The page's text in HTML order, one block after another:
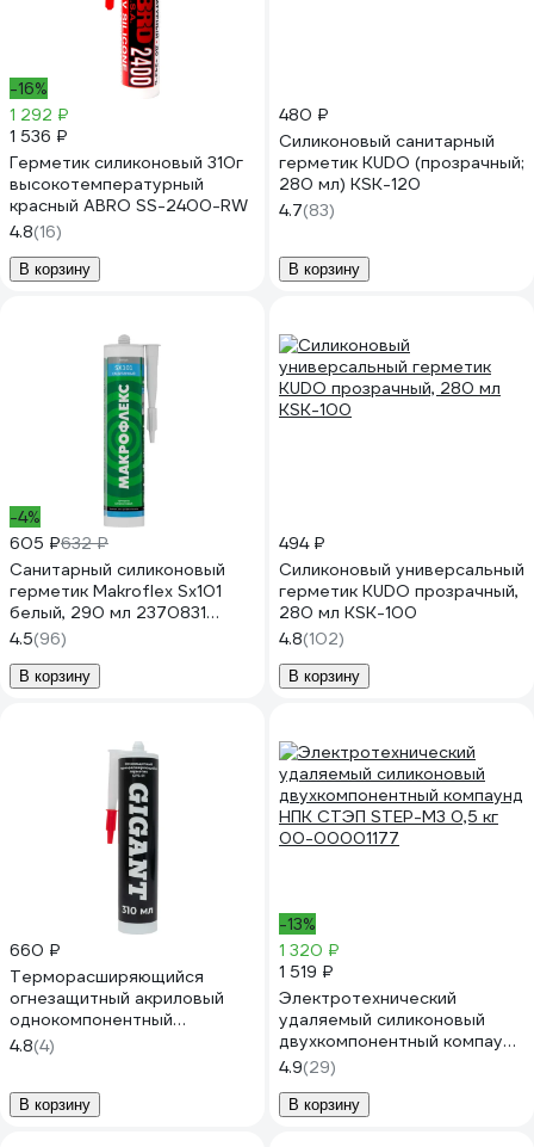
-16%
1 292 ₽
1 536 ₽
Герметик силиконовый 310г
высокотемпературный
красный ABRO SS-2400-RW
4.8(16)
В корзину
480 ₽
Силиконовый санитарный
герметик KUDO (прозрачный;
280 мл) KSK-120
4.7(83)
В корзину
-4%
605 ₽632 ₽
Санитарный силиконовый
герметик Makroflex Sx101
белый, 290 мл 2370831
Б0036205 2670568
4.5(96)
В корзину
494 ₽
Силиконовый универсальный
герметик KUDO прозрачный,
280 мл KSK-100
4.8(102)
В корзину
660 ₽
Терморасширяющийся
огнезащитный акриловый
однокомпонентный
герметик Gigant картридж
400 гр GFS-01
4.8(4)
В корзину
-13%
1 320 ₽
1 519 ₽
Электротехнический
удаляемый силиконовый
двухкомпонентный компаунд
НПК СТЭП STEP-M3 0,5 кг
00-00001177
4.9(29)
В корзину